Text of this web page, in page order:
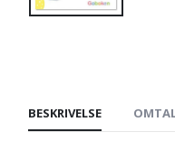
BESKRIVELSE